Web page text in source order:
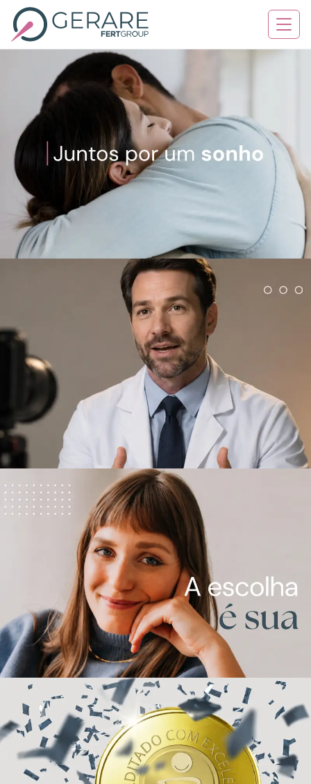
Quem Somos
Tratamentos
Serviços
Contato
Blog
Agende sua consulta